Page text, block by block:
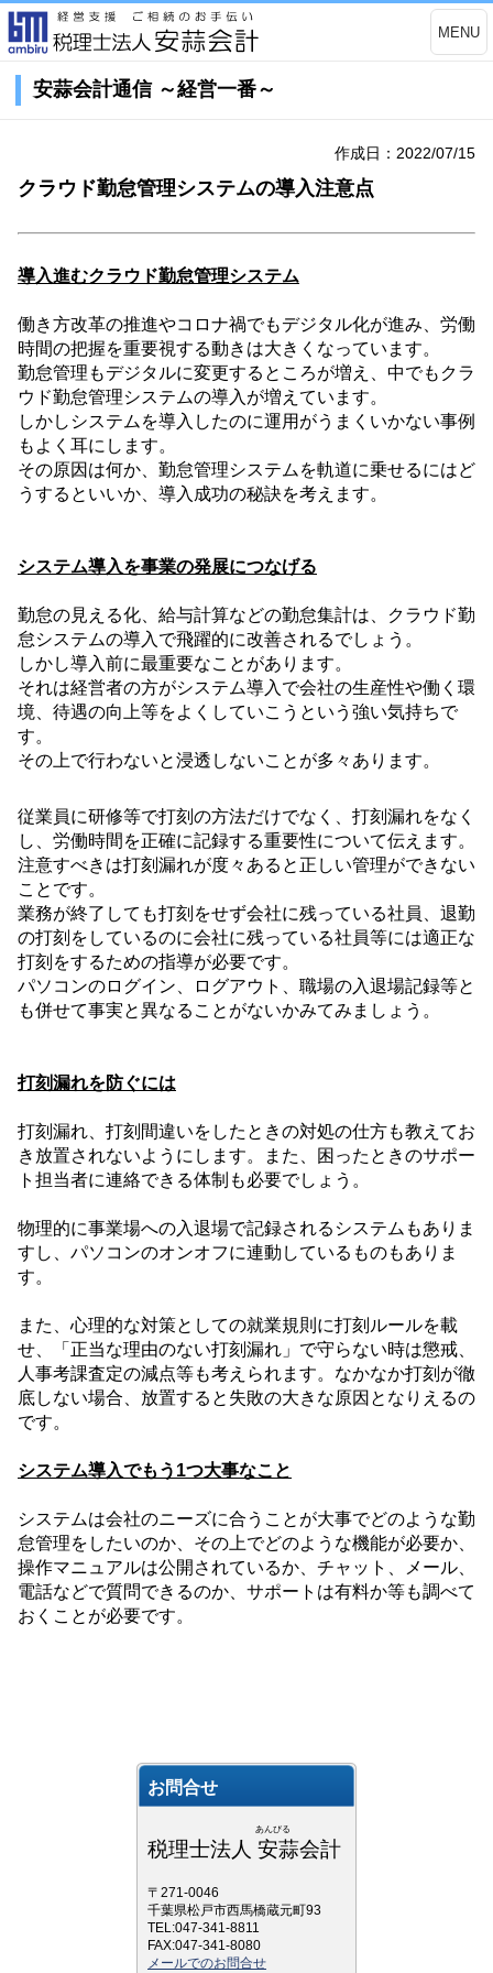
MENU
安蒜会計通信 ～経営一番～
作成日：2022/07/15
クラウド勤怠管理システムの導入注意点
導入進むクラウド勤怠管理システム
働き方改革の推進やコロナ禍でもデジタル化が進み、労働
時間の把握を重要視する動きは大きくなっています。
勤怠管理もデジタルに変更するところが増え、中でもクラ
ウド勤怠管理システムの導入が増えています。
しかしシステムを導入したのに運用がうまくいかない事例
もよく耳にします。
その原因は何か、勤怠管理システムを軌道に乗せるにはど
うするといいか、導入成功の秘訣を考えます。
システム導入を事業の発展につなげる
勤怠の見える化、給与計算などの勤怠集計は、クラウド勤
怠システムの導入で飛躍的に改善されるでしょう。
しかし導入前に最重要なことがあります。
それは経営者の方がシステム導入で会社の生産性や働く環
境、待遇の向上等をよくしていこうという強い気持ちで
す。
その上で行わないと浸透しないことが多々あります。
従業員に研修等で打刻の方法だけでなく、打刻漏れをなく
し、労働時間を正確に記録する重要性について伝えます。
注意すべきは打刻漏れが度々あると正しい管理ができない
ことです。
業務が終了しても打刻をせず会社に残っている社員、退勤
の打刻をしているのに会社に残っている社員等には適正な
打刻をするための指導が必要です。
パソコンのログイン、ログアウト、職場の入退場記録等と
も併せて事実と異なることがないかみてみましょう。
打刻漏れを防ぐには
打刻漏れ、打刻間違いをしたときの対処の仕方も教えてお
き放置されないようにします。また、困ったときのサポー
ト担当者に連絡できる体制も必要でしょう。
物理的に事業場への入退場で記録されるシステムもありま
すし、パソコンのオンオフに連動しているものもありま
す。
また、心理的な対策としての就業規則に打刻ルールを載
せ、「正当な理由のない打刻漏れ」で守らない時は懲戒、
人事考課査定の減点等も考えられます。なかなか打刻が徹
底しない場合、放置すると失敗の大きな原因となりえるの
です。
システム導入でもう 1つ大事なこと
システムは会社のニーズに合うことが大事でどのような勤
怠管理をしたいのか、その上でどのような機能が必要か、
操作マニュアルは公開されているか、チャット、メール、
電話などで質問できるのか、サポートは有料か等も調べて
おくことが必要です。
お問合せ
あんびる
税理士法人 安蒜会計
〒271-0046
千葉県松戸市西馬橋蔵元町93
TEL:047-341-8811
FAX:047-341-8080
メールでのお問合せ